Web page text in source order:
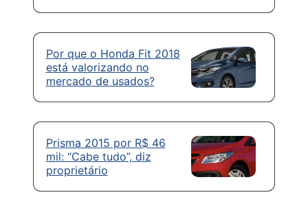
Por que o Honda Fit 2018
está valorizando no
mercado de usados?
Prisma 2015 por R$ 46
mil: “Cabe tudo”, diz
proprietário